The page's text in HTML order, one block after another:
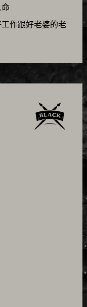
命
工作跟好老婆的老